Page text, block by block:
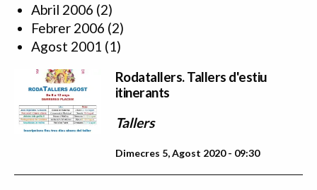
Abril 2006 (2)
Febrer 2006 (2)
Agost 2001 (1)
Rodatallers. Tallers d'estiu
itinerants
Tallers
Dimecres 5, Agost 2020 - 09:30